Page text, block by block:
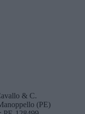
& C.
(PE)